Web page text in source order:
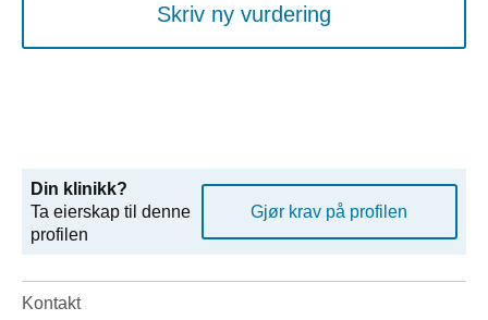
Skriv ny vurdering
Din klinikk?
Ta eierskap til denne
profilen
Gjør krav på profilen
Kontakt